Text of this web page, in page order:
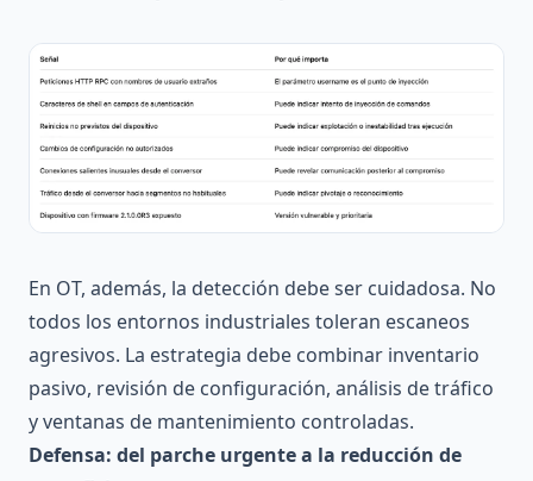
En OT, además, la detección debe ser cuidadosa. No
todos los entornos industriales toleran escaneos
agresivos. La estrategia debe combinar inventario
pasivo, revisión de configuración, análisis de tráfico
y ventanas de mantenimiento controladas.
Defensa: del parche urgente a la reducción de